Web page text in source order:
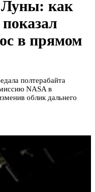
Луны: как
в прямом
полтерабайта
NASA в
облик дальнего